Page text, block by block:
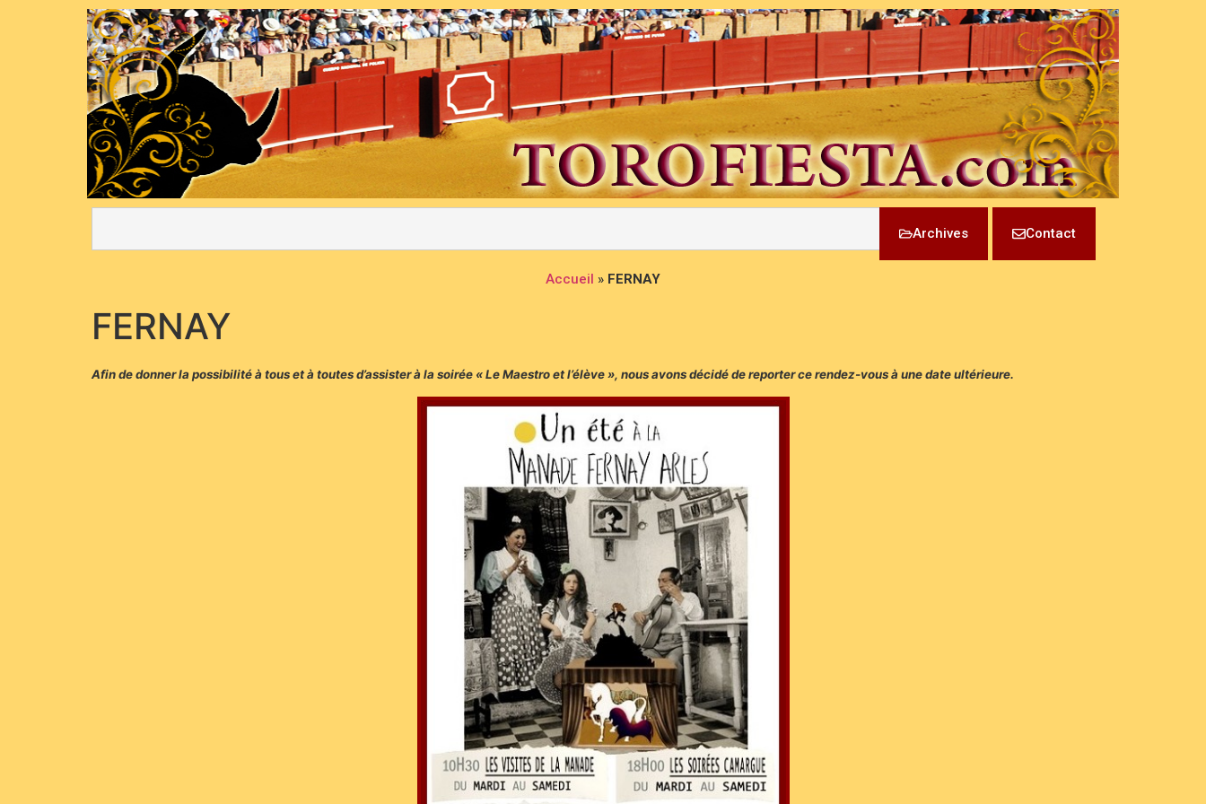
Archives Contact
Accueil » FERNAY
FERNAY
Afin de donner la possibilité à tous et à toutes d’assister à la soirée « Le Maestro et l’élève », nous avons décidé de reporter ce rendez-vous à une date ultérieure.